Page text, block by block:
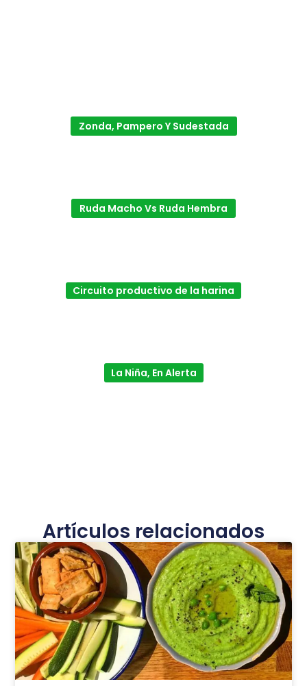
Zonda, Pampero Y Sudestada
Ruda Macho Vs Ruda Hembra
Circuito productivo de la harina
La Niña, En Alerta
Artículos relacionados